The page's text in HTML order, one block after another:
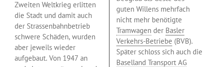
Zweiten Weltkrieg erlitten
die Stadt und damit auch
der Strassenbahnbetrieb
schwere Schäden, wurden
aber jeweils wieder
aufgebaut. Von 1947 an
guten Willens mehrfach
nicht mehr benötigte
Tramwagen der Basler
Verkehrs-Betriebe (BVB).
Später schloss sich auch die
Baselland Transport AG